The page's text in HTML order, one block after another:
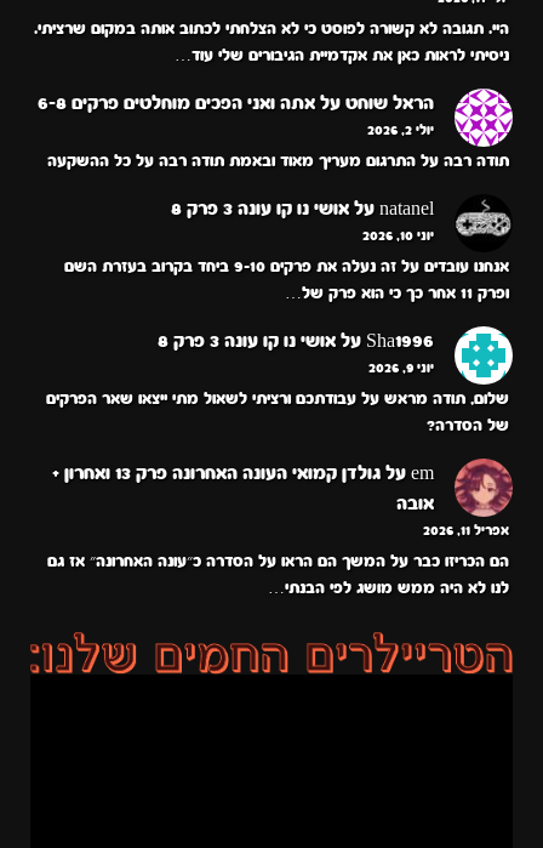
היי. תגובה לא קשורה לפוסט כי לא הצלחתי לכתוב אותה במקום שרציתי.
ניסיתי לראות כאן את אקדמיית הגיבורים שלי עוד…
הראל שוחט על אתה ואני הפכים מוחלטים פרקים 6-8
יולי 2, 2026
תודה רבה על התרגום מעריך מאוד ובאמת תודה רבה על כל ההשקעה
natanel על אושי נו קו עונה 3 פרק 8
יוני 10, 2026
אנחנו עובדים על זה נעלה את פרקים 9-10 ביחד בקרוב בעזרת השם
ופרק 11 אחר כך כי הוא פרק של…
Sha1996 על אושי נו קו עונה 3 פרק 8
יוני 9, 2026
שלום, תודה מראש על עבודתכם ורציתי לשאול מתי ייצאו שאר הפרקים
של הסדרה?
em על
גולדן קמואי העונה האחרונה פרק 13 ואחרון +
אובה
אפריל 11, 2026
הם הכריזו כבר על המשך הם הראו על הסדרה כ״עונה האחרונה״ אז גם
לנו לא היה ממש מושג לפי הבנתי…